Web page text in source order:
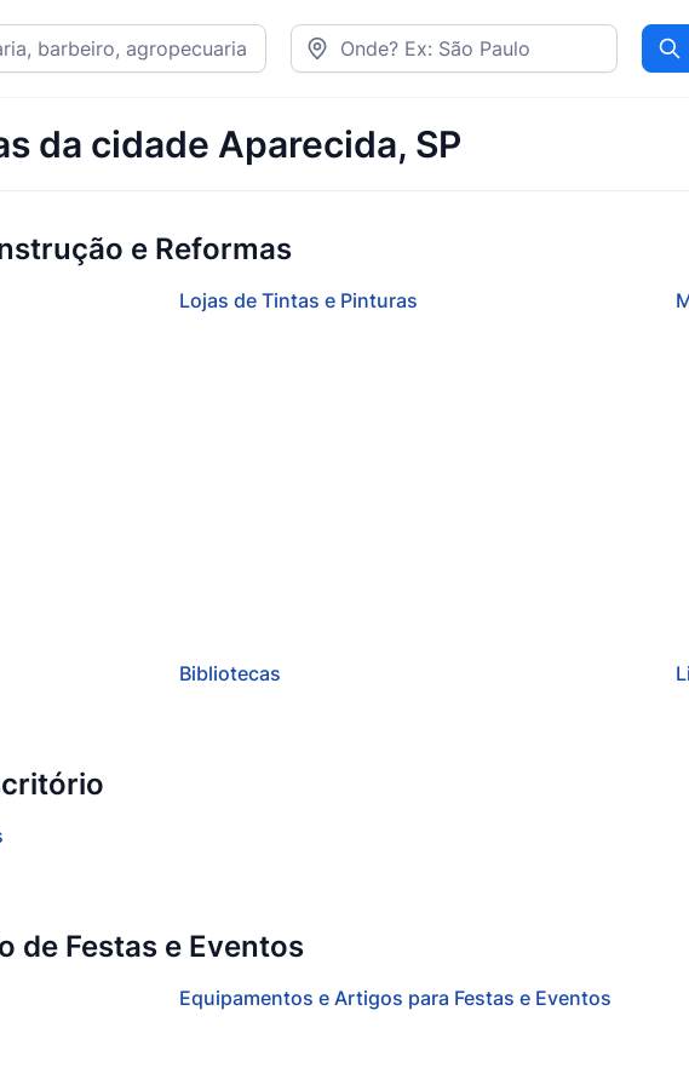
da cidade Aparecida, SP
e Reformas
Lojas de Tintas e Pinturas
Bibliotecas
de Festas e Eventos
Equipamentos e Artigos para Festas e Eventos